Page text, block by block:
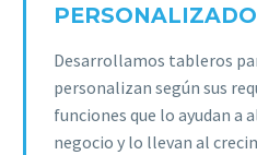
Desarrollamos tableros
personalizan según sus
funciones que lo ayudan a
negocio y lo llevan al